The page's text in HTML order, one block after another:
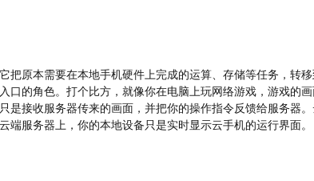
把原本需要在本地手机硬件上完成的运算、存储等任务，转
口的角色。打个比方，就像你在电脑上玩网络游戏，游戏的画
是接收服务器传来的画面，并把你的操作指令反馈给服务器
服务器上，你的本地设备只是实时显示云手机的运行界面。